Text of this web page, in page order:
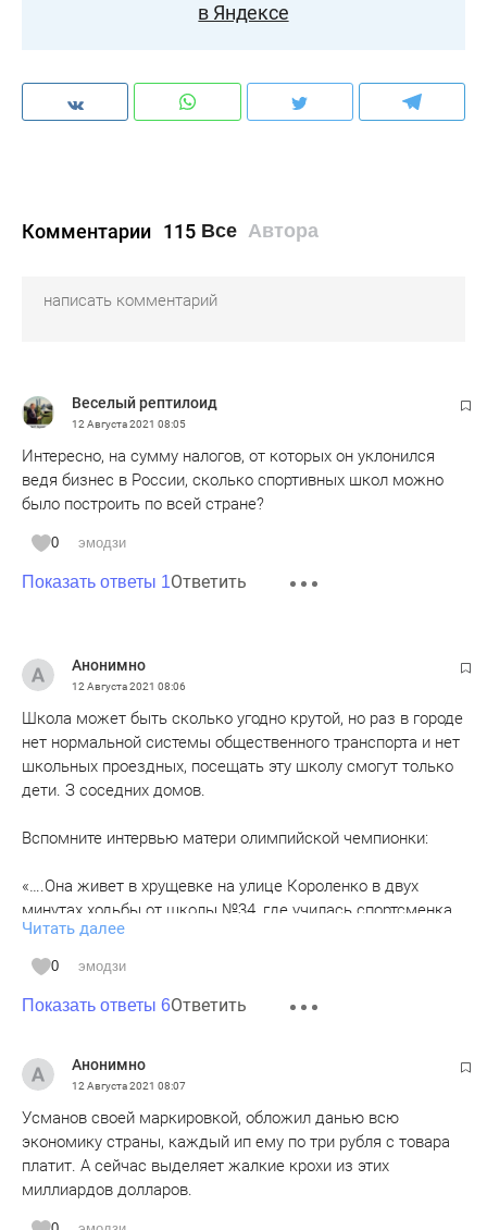
в Яндексе
Комментарии 115 Все Автора
Веселый рептилоид
12 Августа 2021 08:05
Интересно, на сумму налогов, от которых он уклонился
ведя бизнес в России, сколько спортивных школ можно
было построить по всей стране?
0 эмодзи
Показать ответы 1Ответить
Анонимно
12 Августа 2021 08:06
Школа может быть сколько угодно крутой, но раз в городе
нет нормальной системы общественного транспорта и нет
школьных проездных, посещать эту школу смогут только
дети. З соседних домов.
Вспомните интервью матери олимпийской чемпионки:
«….Она живет в хрущевке на улице Короленко в двух
минутах ходьбы от школы №34, где училась спортсменка,
и школы олимпийского резерва, где занималась
фехтованием. Когда мама родила двойню и переехала в
смогла продолжить бы тренировки, если бы переехала к
ее увлекало фехтование, и верила, что она добьется
успеха», — вспоминает Неля.»
Читать далее
0 эмодзи
Показать ответы 6Ответить
Анонимно
12 Августа 2021 08:07
Усманов своей маркировкой, обложил данью всю
экономику страны, каждый ип ему по три рубля с товара
платит. А сейчас выделяет жалкие крохи из этих
миллиардов долларов.